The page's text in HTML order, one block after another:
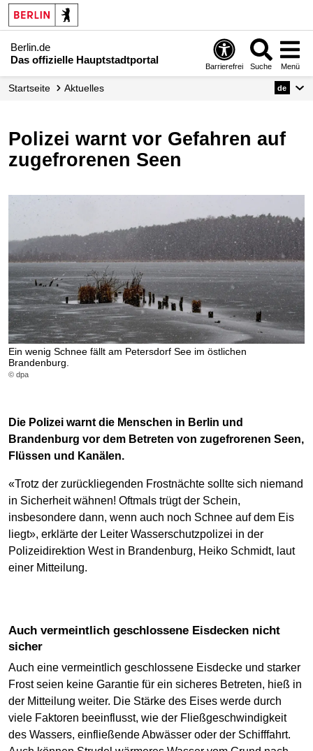
Berlin.de
Das offizielle Hauptstadtportal
Barrierefrei Suche Menü
Startseite Aktuelles de
Polizei warnt vor Gefahren auf
zugefrorenen Seen
Ein wenig Schnee fällt am Petersdorf See im östlichen
Brandenburg.
© dpa
Die Polizei warnt die Menschen in Berlin und
Brandenburg vor dem Betreten von zugefrorenen Seen,
Flüssen und Kanälen.
«Trotz der zurückliegenden Frostnächte sollte sich niemand
in Sicherheit wähnen! Oftmals trügt der Schein,
insbesondere dann, wenn auch noch Schnee auf dem Eis
liegt», erklärte der Leiter Wasserschutzpolizei in der
Polizeidirektion West in Brandenburg, Heiko Schmidt, laut
einer Mitteilung.
Auch vermeintlich geschlossene Eisdecken nicht
sicher
Auch eine vermeintlich geschlossene Eisdecke und starker
Frost seien keine Garantie für ein sicheres Betreten, hieß in
der Mitteilung weiter. Die Stärke des Eises werde durch
viele Faktoren beeinflusst, wie der Fließgeschwindigkeit
des Wassers, einfließende Abwässer oder der Schifffahrt.